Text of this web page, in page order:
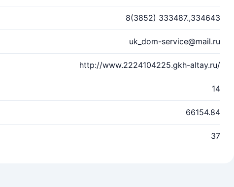
8(3852) 333487.,334643
uk_dom-service@mail.ru
http://www.2224104225.gkh-altay.ru/
14
66154.84
37